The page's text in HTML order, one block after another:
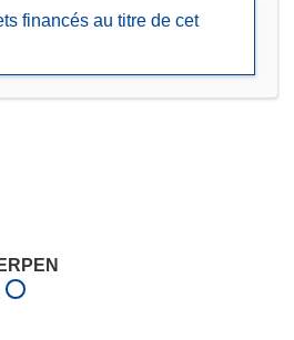
financés au titre de cet